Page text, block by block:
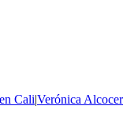
Cali|Verónica Alcocer